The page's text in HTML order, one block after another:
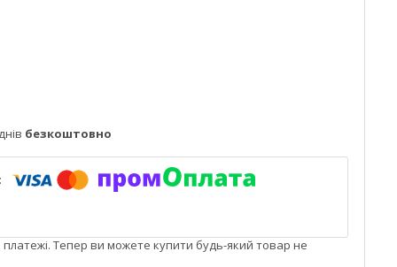
безкоштовно
платежі. Тепер ви можете купити будь-який товар не